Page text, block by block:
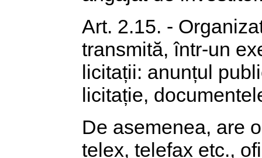
Art. 2.15. -
transmită, într-un
licitații: anunțul
licitație,
De asemenea, are
telex, telefax etc.,